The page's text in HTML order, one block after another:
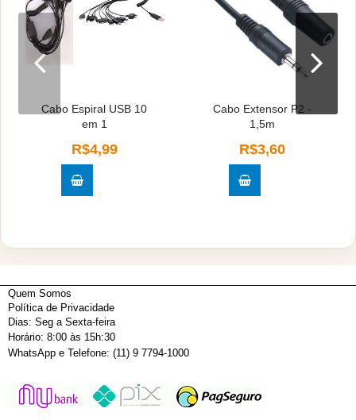
Cabo Espiral USB 10
em 1
R$4,99
Cabo Extensor P2 -
1,5m
R$3,60
Quem Somos
Política de Privacidade
Dias: Seg a Sexta-feira
Horário: 8:00 às 15h:30
WhatsApp e Telefone: (11) 9 7794-1000